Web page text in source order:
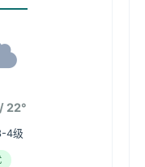
/ 22°
4级